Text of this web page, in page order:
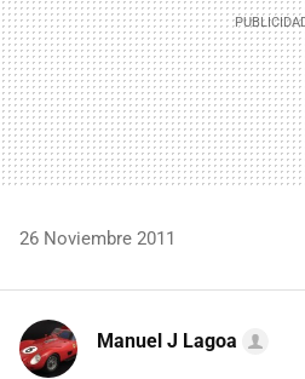
26 Noviembre 2011
Manuel J Lagoa